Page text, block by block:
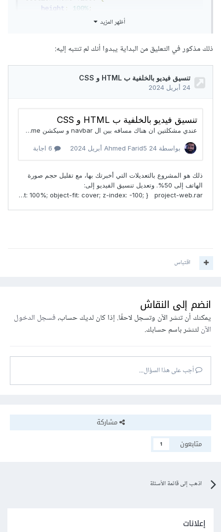
height : 100% ;
z-index: - 1;
وحلت المشكلة
أظهر المزيد
ذلك مذكور في التعليق من البداية يبدوا أنك لم تنتبه إليه:
اقتباس
انضم إلى النقاش
يمكنك أن تنشر الآن وتسجل لاحقًا. إذا كان لديك حساب،فسجل الدخول
الآنلتنشر باسم حسابك.
أجب على هذا السؤال...
مشاركة
متابعون
1
اذهب إلى قائمة الأسئلة
إعلانات